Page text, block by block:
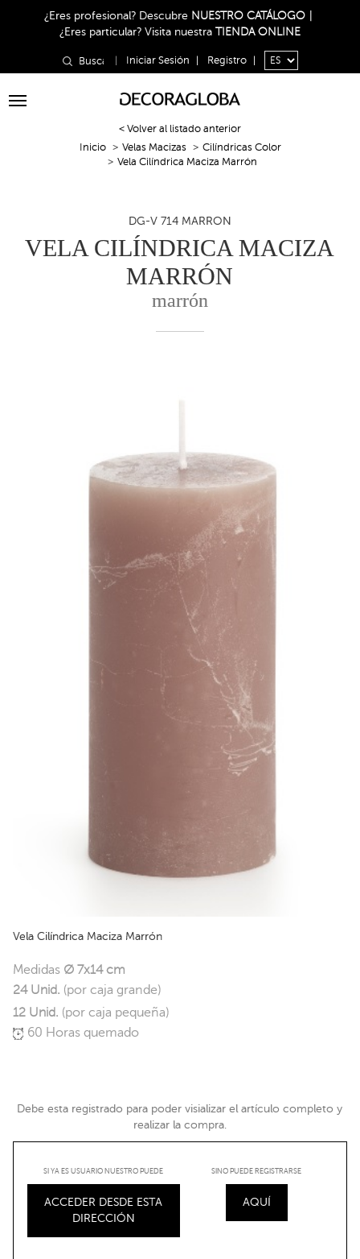
¿Eres profesional? Descubre NUESTRO CATÁLOGO
¿Eres particular? Visita nuestra TIENDA ONLINE
Iniciar Sesión Registro
Toggle
< Volver al listado anterior
Inicio
Velas Macizas
Cilíndricas Color
Vela Cilíndrica Maciza Marrón
DG-V 714 MARRON
VELA CILÍNDRICA MACIZA
MARRÓN
marrón
Vela Cilíndrica Maciza Marrón
Medidas Ø 7x14 cm
24 Unid. (por caja grande)
12 Unid. (por caja pequeña)
60 Horas quemado
Debe esta registrado para poder visializar el artículo completo y
realizar la compra.
SI YA ES USUARIO NUESTRO PUEDE
ACCEDER DESDE ESTA
DIRECCIÓN
SINO PUEDE REGISTRARSE
AQUÍ